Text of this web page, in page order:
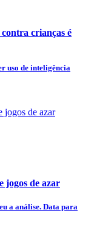
crianças é
uso de inteligência
jogos de azar
a análise. Data para